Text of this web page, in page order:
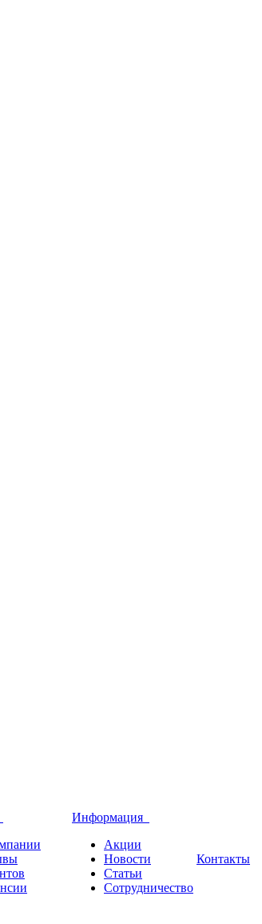
Информация
Акции
Новости
Статьи
Сотрудничество
Контакты